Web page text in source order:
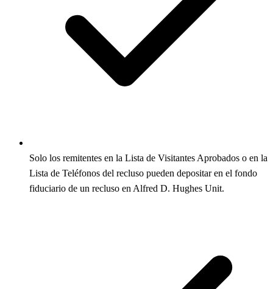
Solo los remitentes en la Lista de Visitantes Aprobados o en la
Lista de Teléfonos del recluso pueden depositar en el fondo
fiduciario de un recluso en Alfred D. Hughes Unit.